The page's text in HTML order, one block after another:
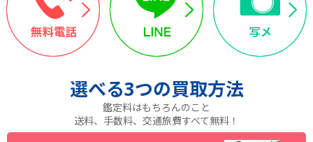
選べる3つの買取方法
鑑定料はもちろんのこと
送料、手数料、交通旅費すべて無料！